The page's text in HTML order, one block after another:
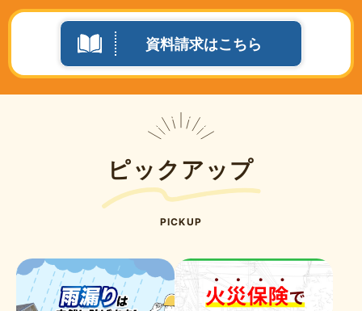
資料請求はこちら
ピックアップ
PICKUP